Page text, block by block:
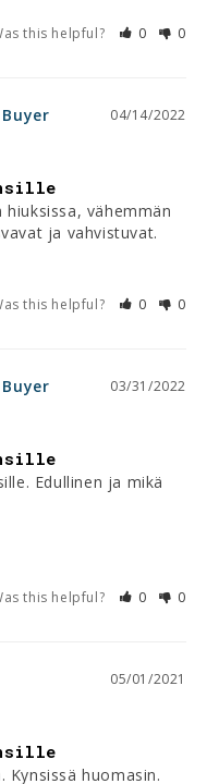
this helpful? 0 0
04/14/2022
vähemmän
ja vahvistuvat.
this helpful? 0 0
03/31/2022
Edullinen ja mikä
this helpful? 0 0
05/01/2021
huomasin.